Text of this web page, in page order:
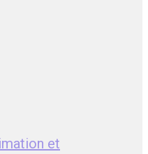
et